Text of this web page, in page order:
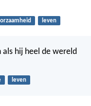
leven
hij heel de wereld
leven